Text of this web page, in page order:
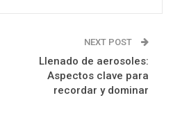
NEXT POST
Llenado de aerosoles:
Aspectos clave para
recordar y dominar